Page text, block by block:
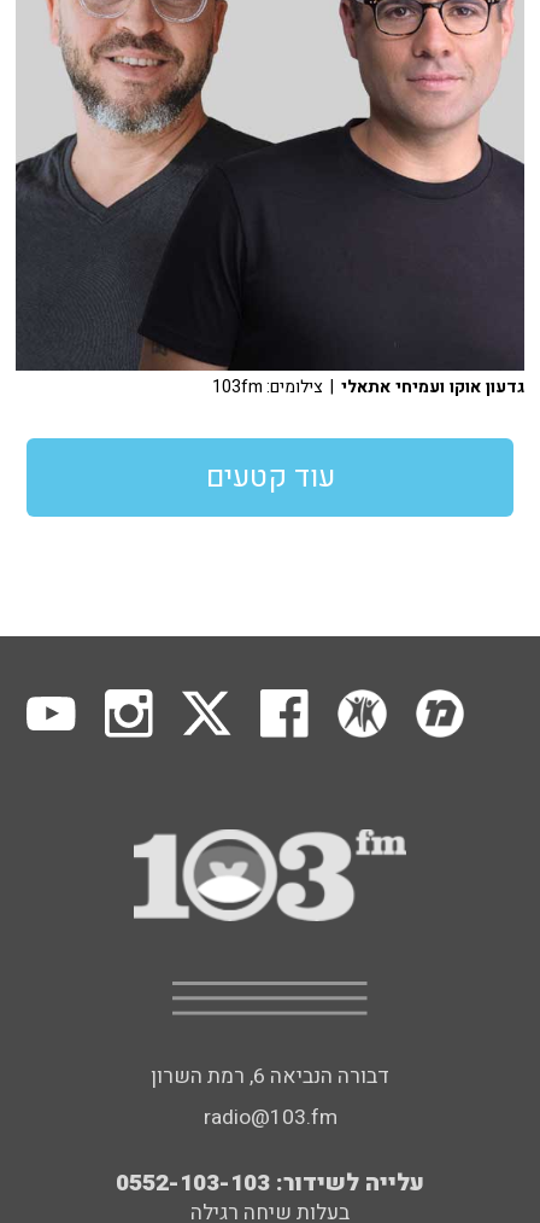
גדעון אוקו ועמיחי אתאלי | צילומים: 103fm
עוד קטעים
דבורה הנביאה 6, רמת השרון
radio@103.fm
עלייה לשידור: 0552-103-103
בעלות שיחה רגילה